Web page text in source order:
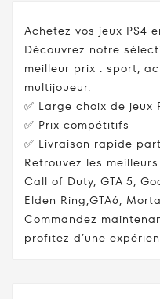
Achetez vos jeux PS4
Découvrez notre
meilleur prix : sport,
multijoueur.
✅ Large choix de jeux
✅ Prix compétitifs
✅ Livraison rapide
Retrouvez les meilleurs
Call of Duty, GTA 5,
Elden Ring,GTA6,
Commandez
profitez d’une